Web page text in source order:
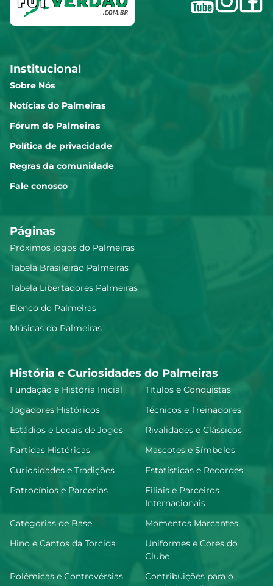
Institucional
Sobre Nós
Notícias do Palmeiras
Fórum do Palmeiras
Política de privacidade
Regras da comunidade
Fale conosco
Páginas
Próximos jogos do Palmeiras
Tabela Brasileirão Palmeiras
Tabela Libertadores Palmeiras
Elenco do Palmeiras
Músicas do Palmeiras
História e Curiosidades do Palmeiras
Fundação e História Inicial
Títulos e Conquistas
Jogadores Históricos
Técnicos e Treinadores
Estádios e Locais de Jogos
Rivalidades e Clássicos
Partidas Históricas
Mascotes e Símbolos
Curiosidades e Tradições
Estatísticas e Recordes
Patrocínios e Parcerias
Filiais e Parceiros
Internacionais
Categorias de Base
Momentos Marcantes
Hino e Cantos da Torcida
Uniformes e Cores do
Clube
Polêmicas e Controvérsias
Contribuições para o